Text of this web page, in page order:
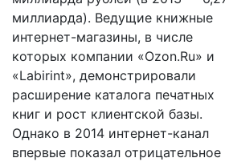
миллиарда). Ведущие книжные
интернет-магазины, в числе
которых компании «Ozon.Ru» и
«Labirint», демонстрировали
расширение каталога печатных
книг и рост клиентской базы.
Однако в 2014 интернет-канал
впервые показал отрицательное